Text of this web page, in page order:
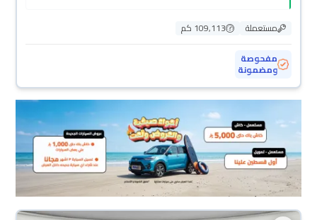
مستعملة
109,113 كم
مفحوصة
ومضمونة